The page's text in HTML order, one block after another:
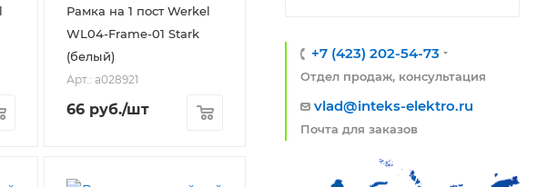
Рамка на 1 пост Werkel
WL04-Frame-01 Stark
(белый)
Арт.: a028921
66 руб./шт
+7 (423) 202-54-73
Отдел продаж, консультация
vlad@inteks-elektro.ru
Почта для заказов